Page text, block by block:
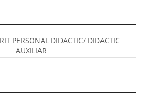
PERSONAL DIDACTIC/ DIDACTIC
AUXILIAR